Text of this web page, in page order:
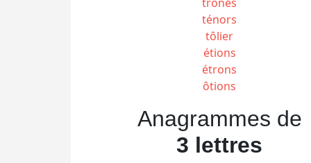
ténors
tôlier
étions
étrons
ôtions
Anagrammes de
3 lettres